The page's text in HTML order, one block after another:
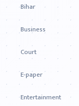
Bihar
Business
Court
E-paper
Entertainment